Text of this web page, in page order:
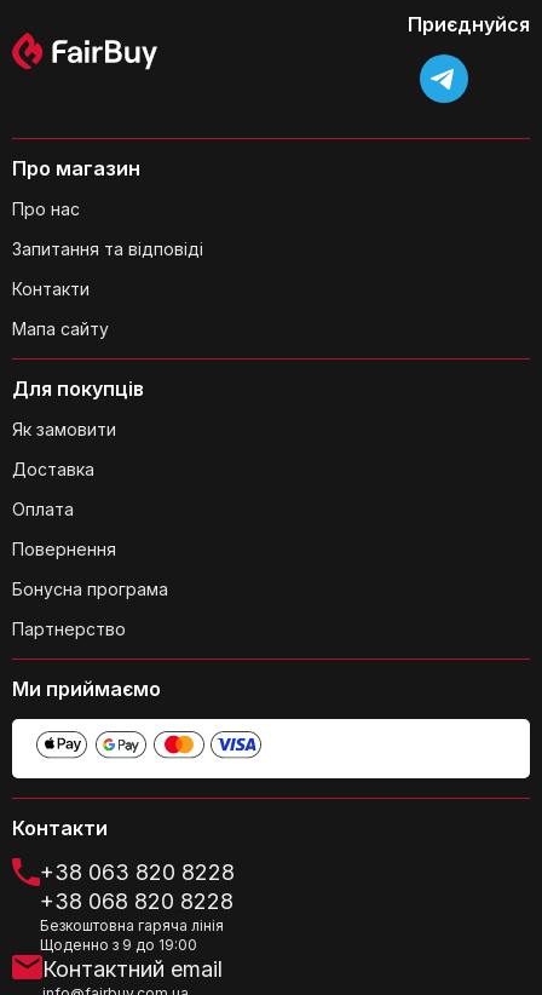
Контакти
+38 063 820 8228
+38 068 820 8228
Безкоштовна гаряча лінія
Щоденно з 9 до 19:00
Контактний email
Для покупців
Як замовити
Доставка
Оплата
Повернення
Бонусна програма
Партнерство
Про магазин
Про нас
Запитання та відповіді
Контакти
Мапа сайту
Приєднуйся
Ми приймаємо